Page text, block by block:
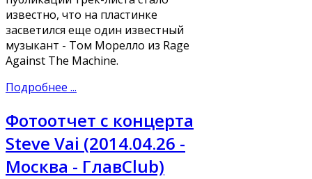
известно, что на пластинке
засветился еще один известный
музыкант - Том Морелло из Rage
Against The Machine.
Подробнее ...
Фотоотчет с концерта
Steve Vai (2014.04.26 -
Москва - ГлавClub)